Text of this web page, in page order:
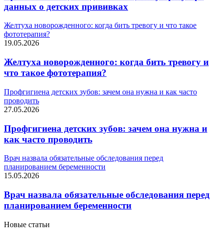
данных о детских прививках
Желтуха новорожденного: когда бить тревогу и что такое
фототерапия?
19.05.2026
Желтуха новорожденного: когда бить тревогу и
что такое фототерапия?
Профгигиена детских зубов: зачем она нужна и как часто
проводить
27.05.2026
Профгигиена детских зубов: зачем она нужна и
как часто проводить
Врач назвала обязательные обследования перед
планированием беременности
15.05.2026
Врач назвала обязательные обследования перед
планированием беременности
Новые статьи